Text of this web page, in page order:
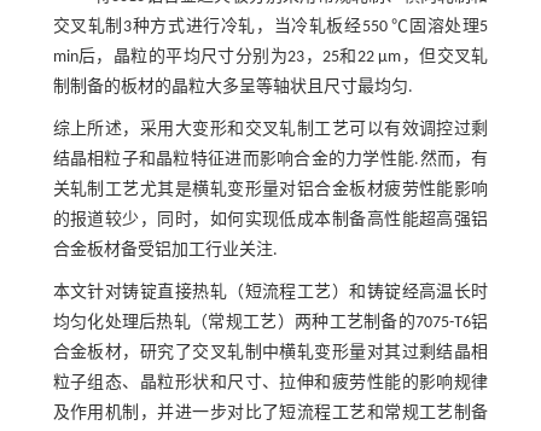
交叉轧制3种方式进行冷轧，当冷轧板经550 ℃固溶处理5
min后，晶粒的平均尺寸分别为23，25和22 μm，但交叉轧
制制备的板材的晶粒大多呈等轴状且尺寸最均匀.
综上所述，采用大变形和交叉轧制工艺可以有效调控过剩
结晶相粒子和晶粒特征进而影响合金的力学性能.然而，有
关轧制工艺尤其是横轧变形量对铝合金板材疲劳性能影响
的报道较少，同时，如何实现低成本制备高性能超高强铝
合金板材备受铝加工行业关注.
本文针对铸锭直接热轧（短流程工艺）和铸锭经高温长时
均匀化处理后热轧（常规工艺）两种工艺制备的7075-T6铝
合金板材，研究了交叉轧制中横轧变形量对其过剩结晶相
粒子组态、晶粒形状和尺寸、拉伸和疲劳性能的影响规律
及作用机制，并进一步对比了短流程工艺和常规工艺制备